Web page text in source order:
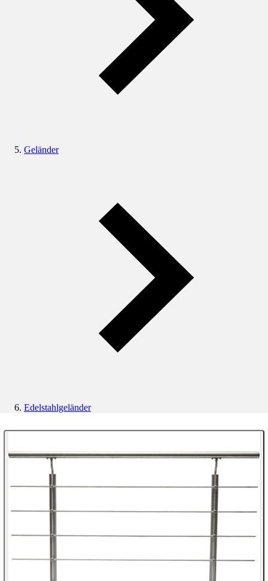
Geländer
Edelstahlgeländer